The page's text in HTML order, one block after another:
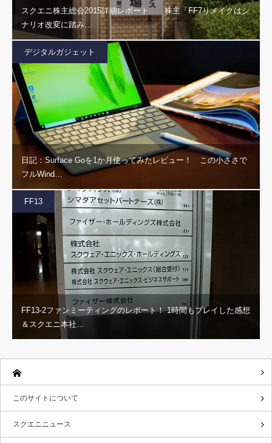
スクエニ株主総会2015詳細レポート 株主「FF7リメイクはシ
ナリオ改変に踏み…
デジタルガジェット
日記：Surface Goを1か月使ってみたレビュー！ この小ささで
フルWind…
FF13
FF13-2ファンミーティングのレポート！ 1時間もプレイした感想
＆スクエニ本社…
このサイトについて
スクエニニュース